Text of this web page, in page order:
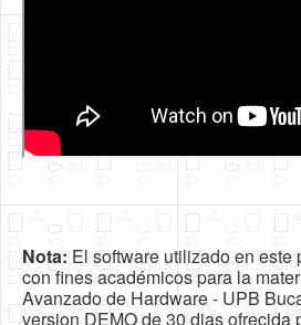
Nota: El software utilizado en este
con fines académicos para la
Avanzado de Hardware - UPB
version DEMO de 30 dias ofrecida